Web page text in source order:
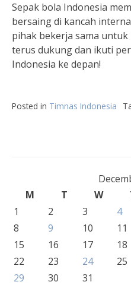
Sepak bola Indonesia
bersaing di kancah
pihak bekerja sama
terus dukung dan ikuti
Indonesia ke depan!
Posted in Timnas Indonesia
M
T W
1
2 3 4
8
9 10 11
15
16 17 18
22
23 24 25
29
30 31